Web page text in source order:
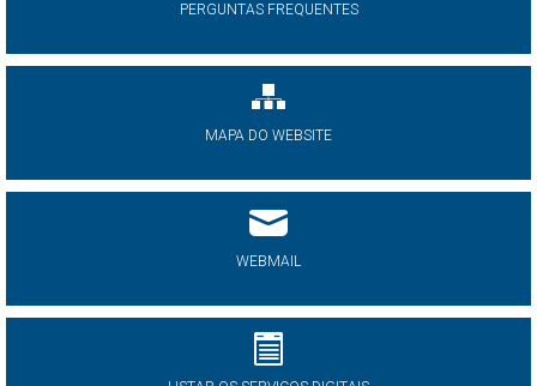
PERGUNTAS FREQUENTES
MAPA DO WEBSITE
WEBMAIL